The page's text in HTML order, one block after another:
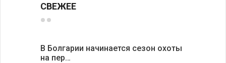
СВЕЖЕЕ
В Болгарии начинается сезон охоты
на пер…